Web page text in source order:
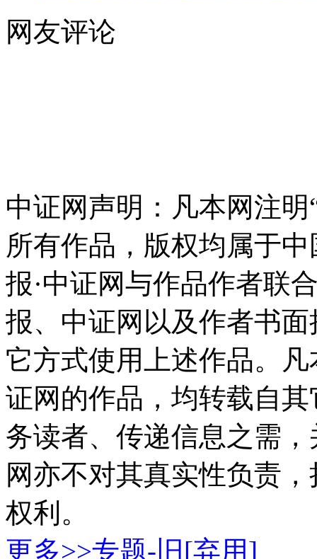
网友评论
中证网声明：凡本网注
所有作品，版权均属于
报·中证网与作品作者联
报、中证网以及作者书
它方式使用上述作品。
证网的作品，均转载自
务读者、传递信息之需
网亦不对其真实性负责
权利。
更多>>专题-旧[弃用]